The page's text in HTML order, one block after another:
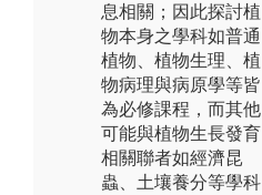
息相關；因此探討植
物本身之學科如普通
植物、植物生理、植
物病理與病原學等皆
為必修課程，而其他
可能與植物生長發育
相關聯者如經濟昆
蟲、土壤養分等學科